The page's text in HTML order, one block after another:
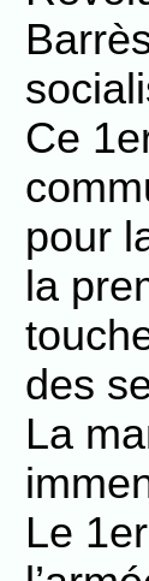
Ce
pour
la
des
La
Le